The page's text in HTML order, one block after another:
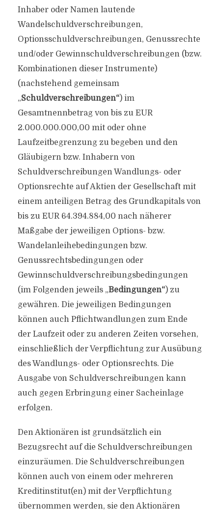
Inhaber oder Namen lautende
Wandelschuldverschreibungen,
Optionsschuldverschreibungen, Genussrechte
und/oder Gewinnschuldverschreibungen (bzw.
Kombinationen dieser Instrumente)
(nachstehend gemeinsam
„Schuldverschreibungen“) im
Gesamtnennbetrag von bis zu EUR
2.000.000.000,00 mit oder ohne
Laufzeitbegrenzung zu begeben und den
Gläubigern bzw. Inhabern von
Schuldverschreibungen Wandlungs- oder
Optionsrechte auf Aktien der Gesellschaft mit
einem anteiligen Betrag des Grundkapitals von
bis zu EUR 64.394.884,00 nach näherer
Maßgabe der jeweiligen Options- bzw.
Wandelanleihebedingungen bzw.
Genussrechtsbedingungen oder
Gewinnschuldverschreibungsbedingungen
(im Folgenden jeweils „Bedingungen“) zu
gewähren. Die jeweiligen Bedingungen
können auch Pflichtwandlungen zum Ende
der Laufzeit oder zu anderen Zeiten vorsehen,
einschließlich der Verpflichtung zur Ausübung
des Wandlungs- oder Optionsrechts. Die
Ausgabe von Schuldverschreibungen kann
auch gegen Erbringung einer Sacheinlage
erfolgen.
Den Aktionären ist grundsätzlich ein
Bezugsrecht auf die Schuldverschreibungen
einzuräumen. Die Schuldverschreibungen
können auch von einem oder mehreren
Kreditinstitut(en) mit der Verpflichtung
übernommen werden, sie den Aktionären